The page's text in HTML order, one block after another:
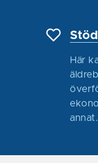
Här
annat.